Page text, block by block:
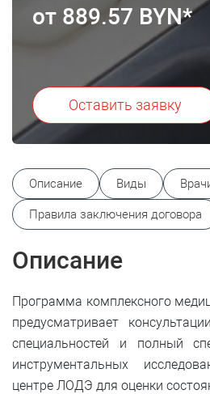
от 889.57 BYN*
Оставить заявку
Описание Виды
Правила заключения договора
Описание
Программа комплексного
предусматривает
специальностей и полный
инструментальных
центре ЛОДЭ для оценки